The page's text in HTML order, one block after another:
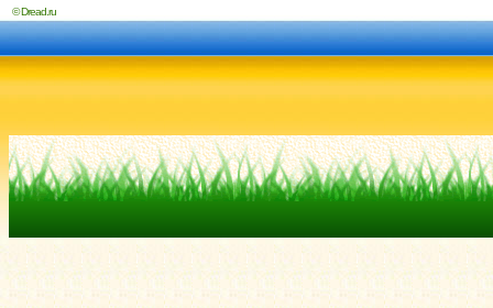
© Dread.ru